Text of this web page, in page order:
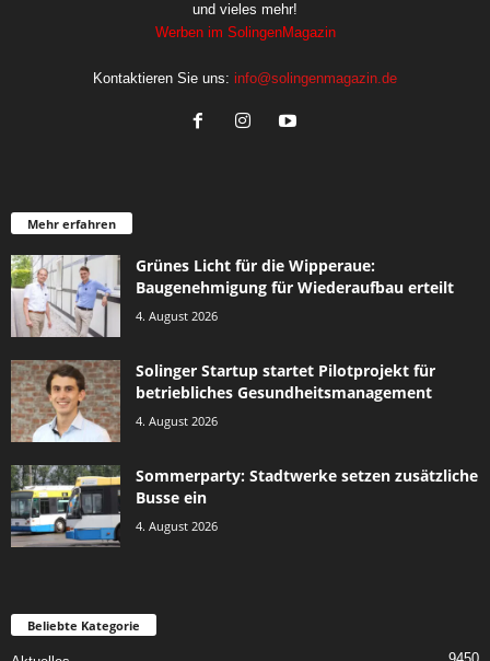
und vieles mehr!
Werben im SolingenMagazin
Kontaktieren Sie uns: info@solingenmagazin.de
Mehr erfahren
Grünes Licht für die Wipperaue:
Baugenehmigung für Wiederaufbau erteilt
4. August 2026
Solinger Startup startet Pilotprojekt für
betriebliches Gesundheitsmanagement
4. August 2026
Sommerparty: Stadtwerke setzen zusätzliche
Busse ein
4. August 2026
Beliebte Kategorie